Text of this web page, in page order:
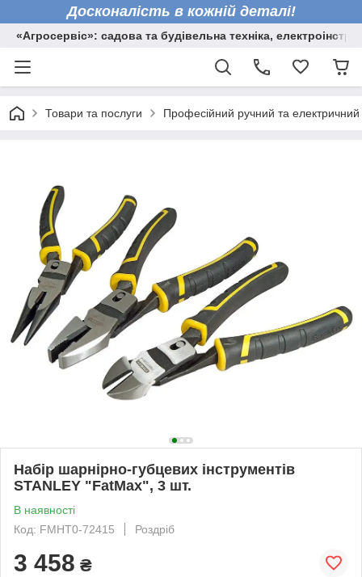
Досконалість в кожній деталі!
«Агросервіс»: садова та будівельна техніка,
Товари та послуги Професійний ручний та електричний
Набір шарнірно-губцевих інструментів
STANLEY "FatMax", 3 шт.
В наявності
Код: FMHT0-72415
Роздріб
3 458 ₴